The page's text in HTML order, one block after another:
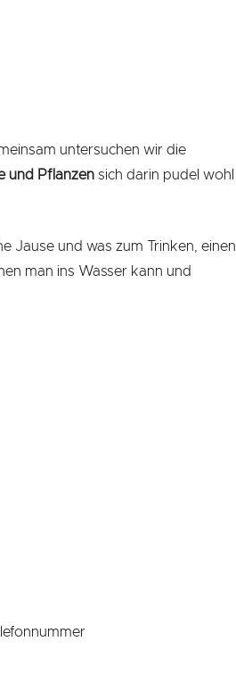
untersuchen wir die
und Pflanzen sich darin pudel wohl
Jause und was zum Trinken, einen
man ins Wasser kann und